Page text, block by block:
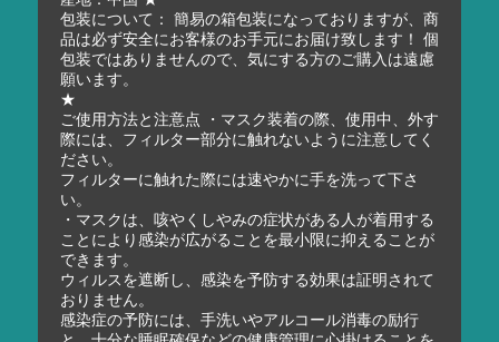
包装について： 簡易の箱包装になっておりますが、商
品は必ず安全にお客様のお手元にお届け致します！ 個
包装ではありませんので、気にする方のご購入は遠慮
願います。
★
ご使用方法と注意点 ・マスク装着の際、使用中、外す
際には、フィルター部分に触れないように注意してく
ださい。
フィルターに触れた際には速やかに手を洗って下さ
い。
・マスクは、咳やくしやみの症状がある人が着用する
ことにより感染が広がることを最小限に抑えることが
できます。
ウィルスを遮断し、感染を予防する効果は証明されて
おりません。
感染症の予防には、手洗いやアルコール消毒の励行